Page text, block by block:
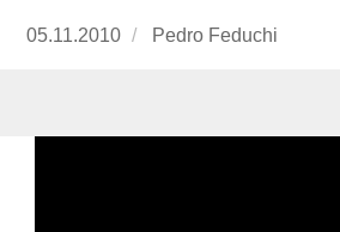
Publicado
05.11.2010 https://
Pedro Feduchi